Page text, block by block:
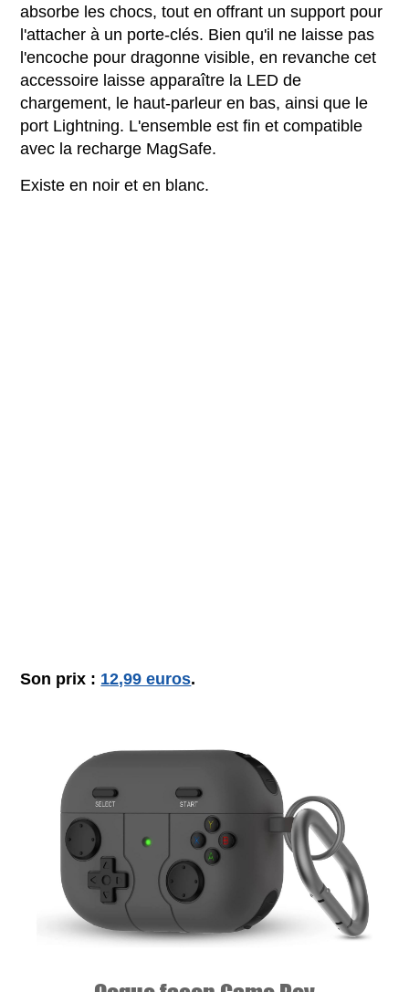
absorbe les chocs, tout en offrant un support pour
l'attacher à un porte-clés. Bien qu'il ne laisse pas
l'encoche pour dragonne visible, en revanche cet
accessoire laisse apparaître la LED de
chargement, le haut-parleur en bas, ainsi que le
port Lightning. L'ensemble est fin et compatible
avec la recharge MagSafe.
Existe en noir et en blanc.
Son prix : 12,99 euros.